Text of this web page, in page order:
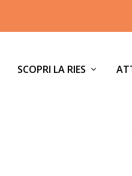
SCOPRI LA RIES